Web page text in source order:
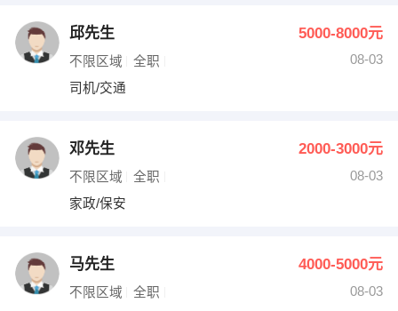
邱先生 5000-8000元
不限区域 全职
08-03
司机/交通
邓先生 2000-3000元
不限区域 全职
08-03
家政/保安
马先生 4000-5000元
不限区域 全职
08-03